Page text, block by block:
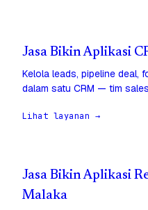
Jasa Bikin Aplikasi
Kelola leads, pipeline deal,
dalam satu CRM — tim
Lihat layanan →
Jasa Bikin Aplikasi
Malaka